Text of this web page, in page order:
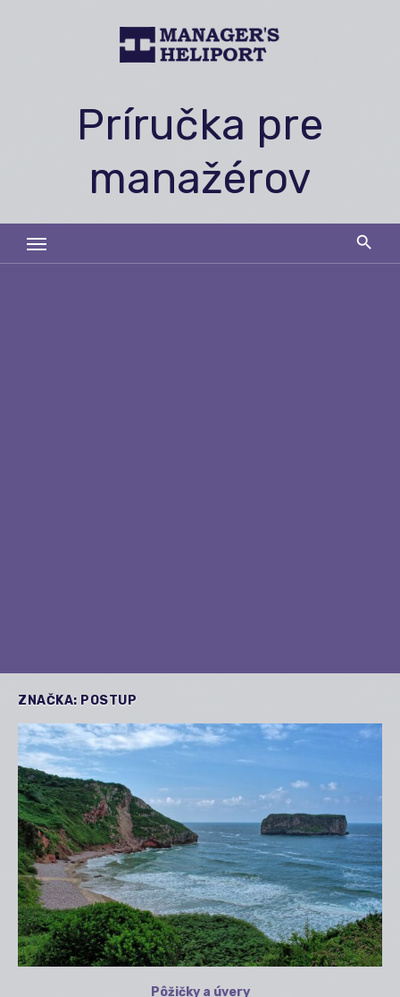
Príručka pre
manažérov
ZNAČKA: POSTUP
Pôžičky a úvery